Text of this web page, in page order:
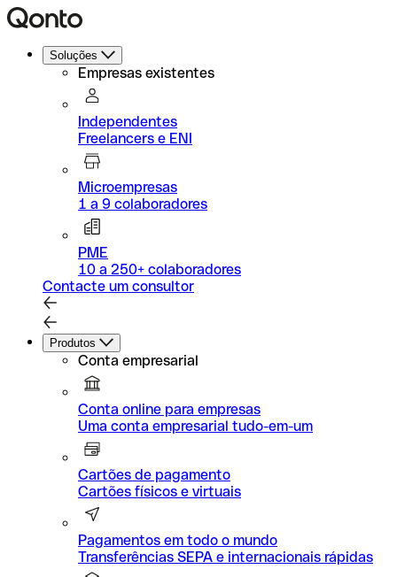
Soluções
Empresas existentes
Independentes
Freelancers e ENI
Microempresas
1 a 9 colaboradores
PME
10 a 250+ colaboradores
Contacte um consultor
Produtos
Conta empresarial
Conta online para empresas
Uma conta empresarial tudo-em-um
Cartões de pagamento
Cartões físicos e virtuais
Pagamentos em todo o mundo
Transferências SEPA e internacionais rápidas